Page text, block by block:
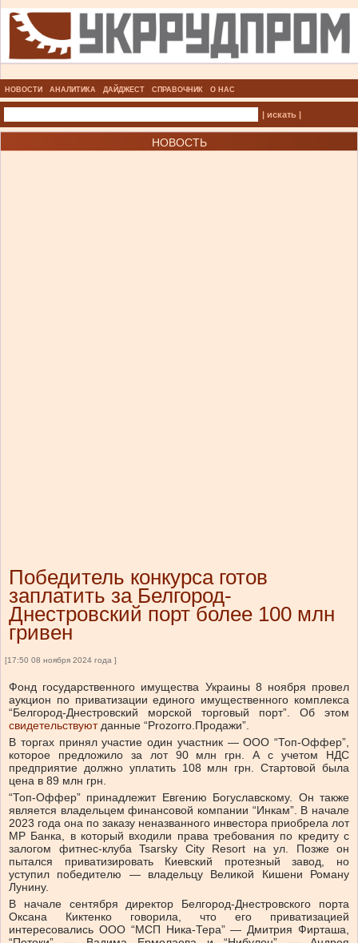
НОВОСТИ АНАЛИТИКА ДАЙДЖЕСТ СПРАВОЧНИК О НАС
| искать |
НОВОСТЬ
Победитель конкурса готов
заплатить за Белгород-
Днестровский порт более 100 млн
гривен
[17:50 08 ноября 2024 года ]
Фонд государственного имущества Украины 8 ноября провел
аукцион по приватизации единого имущественного комплекса
“Белгород-Днестровский морской торговый порт”. Об этом
свидетельствуютданные “Prozorro.Продажи”.
В торгах принял участие один участник — ООО “Топ-Оффер”,
которое предложило за лот 90 млн грн. А с учетом НДС
предприятие должно уплатить 108 млн грн. Стартовой была
цена в 89 млн грн.
“Топ-Оффер” принадлежит Евгению Богуславскому. Он также
является владельцем финансовой компании “Инкам”. В начале
2023 года она по заказу неназванного инвестора приобрела лот
МР Банка, в который входили права требования по кредиту с
залогом фитнес-клуба Tsarsky City Resort на ул. Позже он
пытался приватизировать Киевский протезный завод, но
уступил победителю — владельцу Великой Кишени Роману
Лунину.
В начале сентября директор Белгород-Днестровского порта
Оксана Киктенко говорила, что его приватизацией
интересовались ООО “МСП Ника-Тера” — Дмитрия Фирташа,